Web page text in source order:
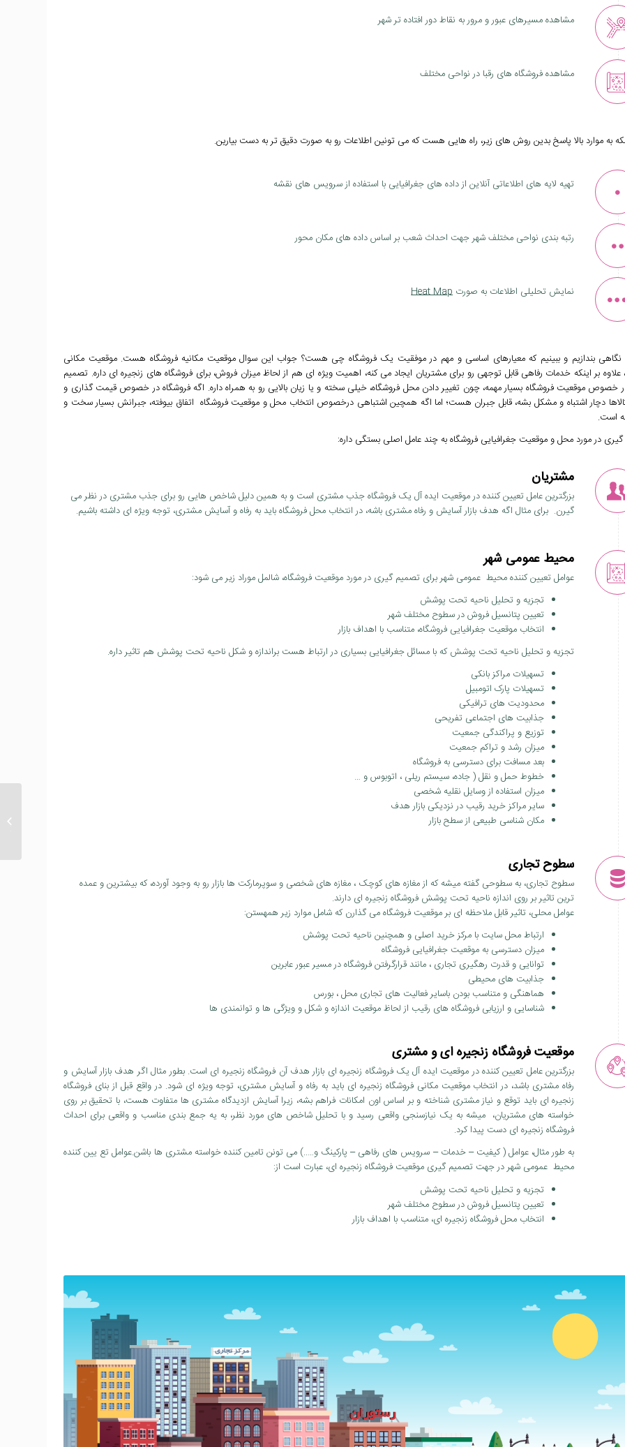
مشاهده مسیرهای عبور و مرور به نقاط دور افتاده تر شهر
مشاهده فروشگاه های رقبا در نواحی مختلف
به موارد بالا پاسخ بدین روش های زیر، راه هایی هست که می تونین اطلاعات رو به صورت دقیق تر به دست بیارین.
تهیه لایه های اطلاعاتی آنلاین از داده های جغرافیایی با استفاده از سرویس های نقشه
رتبه بندی نواحی مختلف شهر جهت احداث شعب بر اساس داده های مکان محور
نمایش تحلیلی اطلاعات به صورتHeat Map
نگاهی بندازیم و ببینیم که معیارهای اساسی و مهم در موفقیت یک فروشگاه چی هست؟ جواب این سوال موقعیت مکانیه فروشگاه هست. موقعیت مکانی
بر اینکه خدمات رفاهی قابل توجهی رو برای مشتریان ایجاد می کنه، اهمیت ویژه ای هم از لحاظ میزان فروش، برای فروشگاه های زنجیره ای داره. تصمیم
خصوص موقعیت فروشگاه بسیار مهمه، چون تغییر دادن محل فروشگاه، خیلی سخته و یا زیان بالایی رو به همراه داره. اگه فروشگاه در خصوص قیمت گذاری و
دچار اشتباه و مشکل بشه، قابل جبران هست؛ اما اگه همچین اشتباهی درخصوص انتخاب محل و موقعیت فروشگاه اتفاق بیوفته، جبرانش بسیار سخت و
است.
در مورد محل و موقعیت جغرافیایی فروشگاه به چند عامل اصلی بستگی داره:
مشتریان
بزرگترین عامل تعیین کننده در موقعیت ایده آل یک فروشگاه جذب مشتری است و به همین دلیل شاخص هایی رو برای جذب مشتری در نظر می
گیرن. برای مثال اگه هدف بازار آسایش و رفاه مشتری باشه، در انتخاب محل فروشگاه باید به رفاه و آسایش مشتری، توجه ویژه ای داشته باشیم.
محیط عمومی شهر
عوامل تعیین کننده محیط عمومی شهر برای تصمیم گیری در مورد موقعیت فروشگاه، شالمل موراد زیر می شود:
تجزیه و تحلیل ناحیه تحت پوشش
تعیین پتانسیل فروش در سطوح مختلف شهر
انتخاب موقعیت جغرافیایی فروشگاه، متناسب با اهداف بازار
تجزیه و تحلیل ناحیه تحت پوشش که با مسائل جغرافیایی بسیاری در ارتباط هست براندازه و شکل ناحیه تحت پوشش هم تاثیر داره.
تسهیلات مراکز بانکی
تسهیلات پارک اتومبیل
محدودیت های ترافیکی
جذابیت های اجتماعی تفریحی
توزیع و پراکندگی جمعیت
میزان رشد و تراکم جمعیت
بعد مسافت برای دسترسی به فروشگاه
خطوط حمل و نقل ( جاده، سیستم ریلی ، اتوبوس و …
میزان استفاده از وسایل نقلیه شخصی
سایر مراکز خرید رقیب در نزدیکی بازار هدف
مکان شناسی طبیعی از سطح بازار
سطوح تجاری
سطوح تجاری، به سطوحی گفته میشه که از مغازه های کوچک ، مغازه های شخصی و سوپرمارکت ها بازار رو به وجود آورده، که بیشترین و عمده
ترین تاثیر بر روی اندازه ناحیه تحت پوشش فروشگاه زنجیره ای دارند.
عوامل محلی، تاثیر قابل ملاحظه ای بر موقعیت فروشگاه می گذارن که شامل موارد زیر همهستن:
ارتباط محل سایت با مرکز خرید اصلی و همچنین ناحیه تحت پوشش
میزان دسترسی به موقعیت جغرافیایی فروشگاه
توانایی و قدرت رهگیری تجاری ، مانند قرارگرفتن فروشگاه در مسیر عبور عابرین
جذابیت های محیطی
هماهنگی و متناسب بودن باسایر فعالیت های تجاری محل ، بورس
شناسایی و ارزیابی فروشگاه های رقیب از لحاظ موقعیت اندازه و شکل و ویژگی ها و توانمندی ها
موقعیت فروشگاه زنجیره ای و مشتری
بزرگترین عامل تعیین کننده در موقعیت ایده آل یک فروشگاه زنجیره ای بازار هدف آن فروشگاه زنجیره ای است. بطور مثال اگر هدف بازار آسایش و
رفاه مشتری باشد، در انتخاب موقعیت مکانی فروشگاه زنجیره ای باید به رفاه و آسایش مشتری، توجه ویژه ای شود. در واقع قبل از بنای فروشگاه
زنجیره ای باید توقع و نیاز مشتری شناخته و بر اساس اون امکانات فراهم بشه، زیرا آسایش ازدیدگاه مشتری ها متفاوت هست، با تحقیق بر روی
خواسته های مشتریان، میشه به یک نیازسنجی واقعی رسید و با تحلیل شاخص های مورد نظر، به یه جمع بندی مناسب و واقعی برای احداث
فروشگاه زنجیره ای دست پیدا کرد.
به طور مثال، عوامل ( کیفیت – خدمات – سرویس های رفاهی – پارکینگ و…..) می تونن تامین کننده خواسته مشتری ها باشن.عوامل تع یین کننده
محیط عمومی شهر در جهت تصمیم گیری موقعیت فروشگاه زنجیره ای، عبارت است از:
تجزیه و تحلیل ناحیه تحت پوشش
تعیین پتانسیل فروش در سطوح مختلف شهر
انتخاب محل فروشگاه زنجیره ای، متناسب با اهداف بازار
store